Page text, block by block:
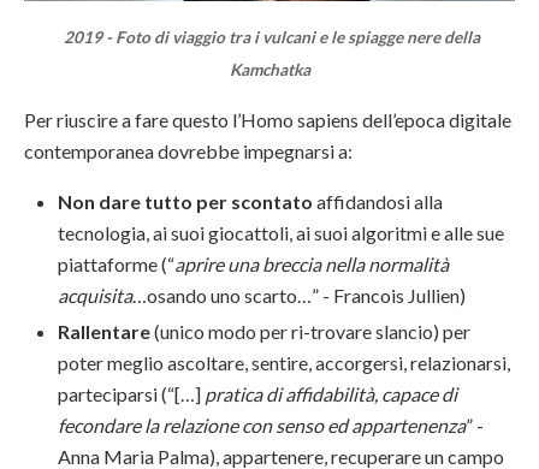
2019 - Foto di viaggio tra i vulcani e le spiagge nere della
Kamchatka
Per riuscire a fare questo l’Homo sapiens dell’epoca digitale
contemporanea dovrebbe impegnarsi a:
Non dare tutto per scontato affidandosi alla
tecnologia, ai suoi giocattoli, ai suoi algoritmi e alle sue
piattaforme (“aprire una breccia nella normalità
acquisita…osando uno scarto…” - Francois Jullien)
Rallentare(unico modo per ri-trovare slancio) per
poter meglio ascoltare, sentire, accorgersi, relazionarsi,
parteciparsi (“[…] pratica di affidabilità, capace di
fecondare la relazione con senso ed appartenenza” -
Anna Maria Palma), appartenere, recuperare un campo